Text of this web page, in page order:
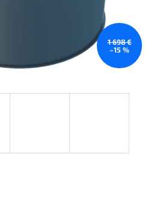
1 698 €
–15 %